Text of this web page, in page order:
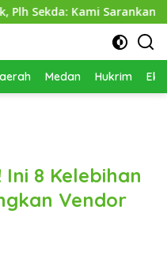
Sarankan Dievaluasi
Medan Hukrim
Ini 8 Kelebihan
Vendor